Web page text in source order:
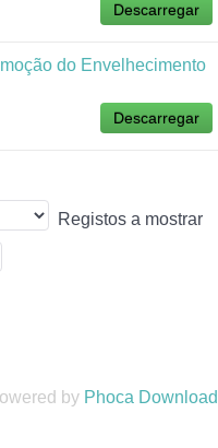
Descarregar
do Envelhecimento
Descarregar
Registos a mostrar
by Phoca Download